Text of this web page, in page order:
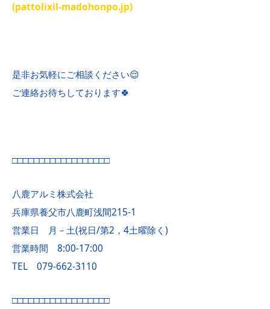
(pattolixil-madohonpo.jp)
是非お気軽にご相談ください😌
ご連絡お待ちしております🍀
□□□□□□□□□□□□□□□□□□
八鹿アルミ株式会社
兵庫県養父市八鹿町浅間215-1
営業日 月－土(祝日/第2，4土曜除く)
営業時間 8:00-17:00
TEL 079-662-3110
□□□□□□□□□□□□□□□□□□